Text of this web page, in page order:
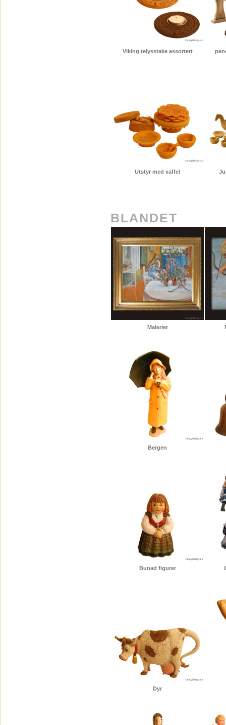
Viking telysstake assortert
Utstyr med vaffel
BLANDET
Malerier
Bergen
Bunad figurer
Dyr